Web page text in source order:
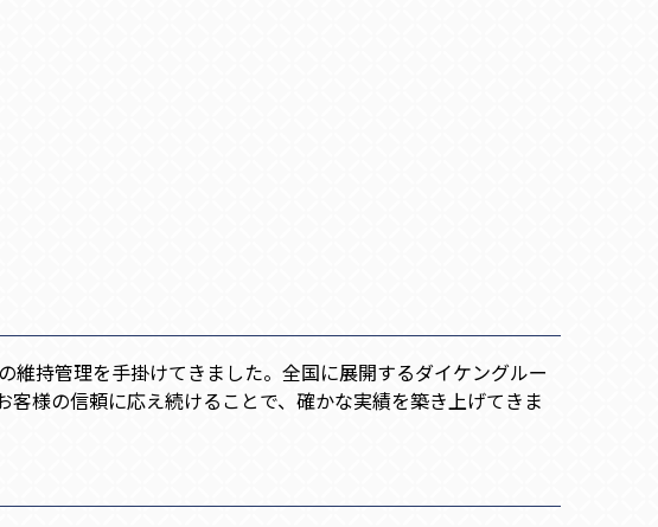
持管理を手掛けてきました。全国に展開するダイケングルー
様の信頼に応え続けることで、確かな実績を築き上げてきま